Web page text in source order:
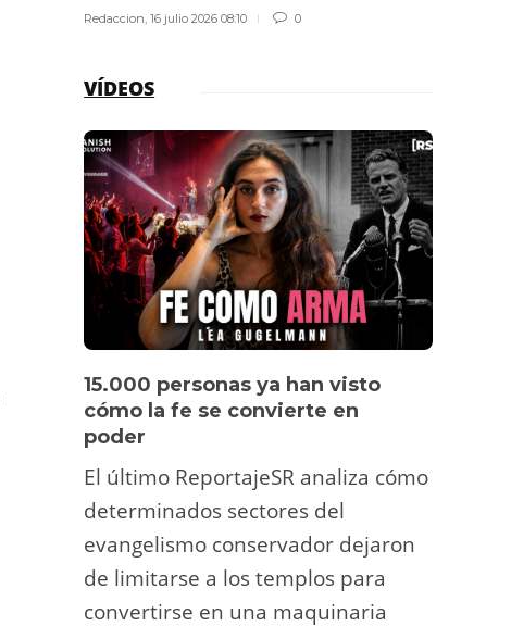
Redaccion ,16 julio 2026 08:10 0
VÍDEOS
15.000 personas ya han visto
cómo la fe se convierte en
poder
El último ReportajeSR analiza cómo
determinados sectores del
evangelismo conservador dejaron
de limitarse a los templos para
convertirse en una maquinaria